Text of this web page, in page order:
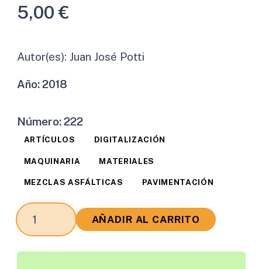
5,00€
Autor(es): Juan José Potti
Año:2018
Número:222
ARTÍCULOS DIGITALIZACIÓN
MAQUINARIA MATERIALES
MEZCLAS ASFÁLTICAS PAVIMENTACIÓN
La
Evolución
AÑADIR AL CARRITO